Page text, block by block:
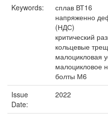
Keywords:
сплав ВТ16
напряженно
(НДС)
критический
кольцевые
малоцикловая
малоцикловое
болты М6
Issue
Date:
2022